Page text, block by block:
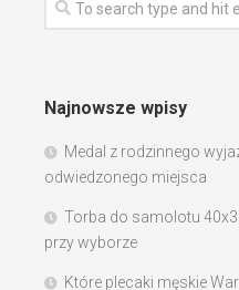
Najnowsze wpisy
Medal z rodzinnego
odwiedzonego miejsca
Torba do samolotu
przy wyborze
Które plecaki męskie